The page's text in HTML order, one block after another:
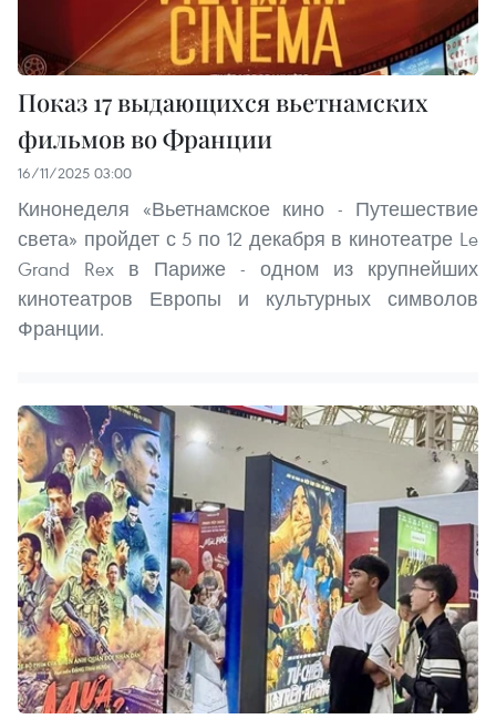
Показ 17 выдающихся вьетнамских
фильмов во Франции
16/11/2025 03:00
Кинонеделя «Вьетнамское кино - Путешествие
света» пройдет с 5 по 12 декабря в кинотеатре Le
Grand Rex в Париже - одном из крупнейших
кинотеатров Европы и культурных символов
Франции.